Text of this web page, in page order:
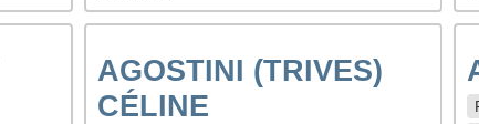
AGOSTINI (TRIVES)
CÉLINE